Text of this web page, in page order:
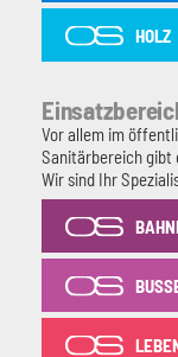
HOLZ
Vor allem im
Sanitärbereich gibt
Wir sind Ihr